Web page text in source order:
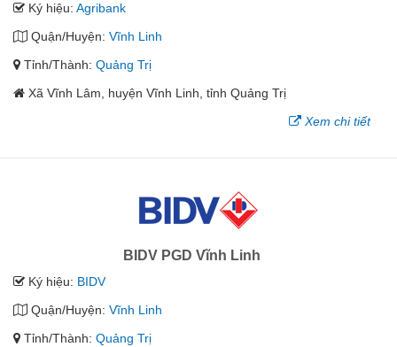
Ký hiệu: Agribank
Quận/Huyện: Vĩnh Linh
Tỉnh/Thành: Quảng Trị
Xã Vĩnh Lâm, huyện Vĩnh Linh, tỉnh Quảng Trị
Xem chi tiết
BIDV PGD Vĩnh Linh
Ký hiệu: BIDV
Quận/Huyện: Vĩnh Linh
Tỉnh/Thành: Quảng Trị